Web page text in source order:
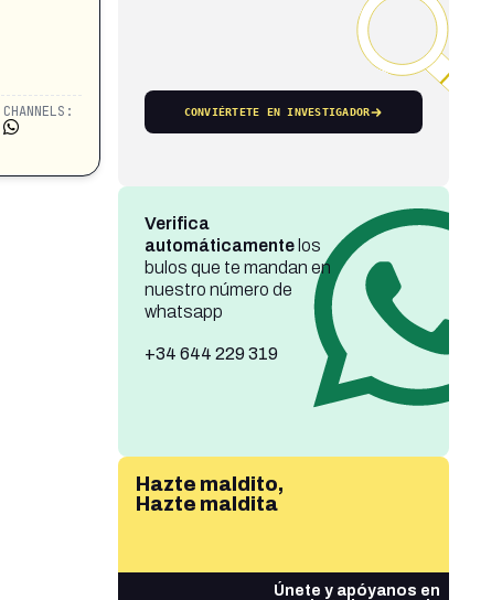
CHANNELS: CONVIÉRTETE EN INVESTIGADOR
Verifica
automáticamentelos
bulos que te mandan en
nuestro número de
whatsapp
+34 644 229 319
Hazte maldito,
Hazte maldita
Únete y apóyanos en